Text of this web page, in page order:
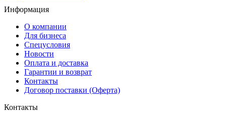
Информация
О компании
Для бизнеса
Спецусловия
Новости
Оплата и доставка
Гарантии и возврат
Контакты
Договор поставки (Оферта)
Контакты